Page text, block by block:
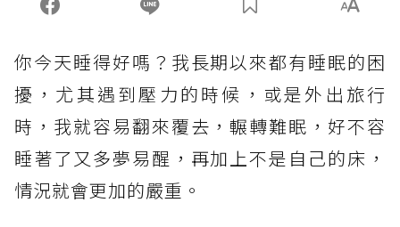
你今天睡得好嗎？我長期以來都有睡眠的困
擾，尤其遇到壓力的時候，或是外出旅行
時，我就容易翻來覆去，輾轉難眠，好不容
睡著了又多夢易醒，再加上不是自己的床，
情況就會更加的嚴重。